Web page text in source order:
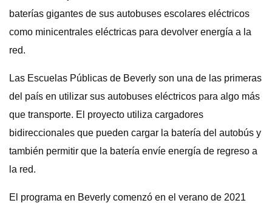
baterías gigantes de sus autobuses escolares eléctricos
como minicentrales eléctricas para devolver energía a la
red.
Las Escuelas Públicas de Beverly son una de las primeras
del país en utilizar sus autobuses eléctricos para algo más
que transporte. El proyecto utiliza cargadores
bidireccionales que pueden cargar la batería del autobús y
también permitir que la batería envíe energía de regreso a
la red.
El programa en Beverly comenzó en el verano de 2021